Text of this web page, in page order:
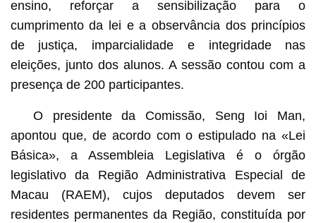
ensino, reforçar a sensibilização para o
cumprimento da lei e a observância dos princípios
de justiça, imparcialidade e integridade nas
eleições, junto dos alunos. A sessão contou com a
presença de 200 participantes.
O presidente da Comissão, Seng Ioi Man,
apontou que, de acordo com o estipulado na «Lei
Básica», a Assembleia Legislativa é o órgão
legislativo da Região Administrativa Especial de
Macau (RAEM), cujos deputados devem ser
residentes permanentes da Região, constituída por